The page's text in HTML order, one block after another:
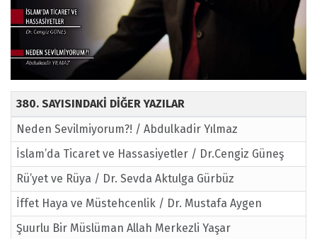
380. SAYISINDAKİ DİĞER YAZILAR
Neden Sevilmiyorum?! / Abdulkadir Yılmaz
İslam’da Ticaret ve Hassasiyetler / Dr.Cengiz Güneş
Rü’yet ve Rüya / Dr. Sevda Aktulga Gürbüz
İffet Haya ve Müstehcenlik / Dr. Mustafa Aygen
Şuurlu Bir Müslüman Allah Merkezli Yaşar